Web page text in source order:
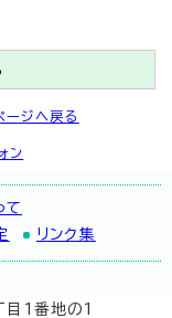
ージへ戻る
ン
て
リンク集
目1番地の1